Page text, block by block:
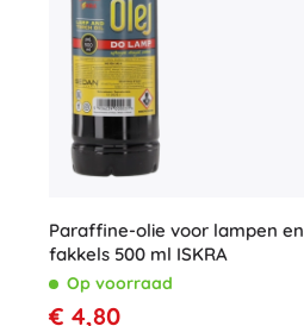
Paraffine-olie voor lampen en
fakkels 500 ml ISKRA
Op voorraad
€ 4,80